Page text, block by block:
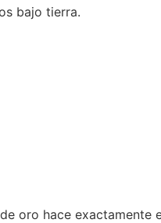
bajo tierra.
oro hace exactamente